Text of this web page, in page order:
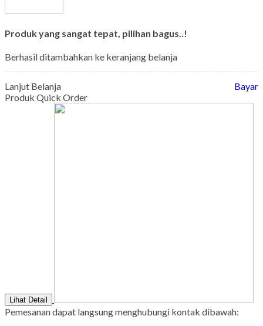
Produk yang sangat tepat, pilihan bagus..!
Berhasil ditambahkan ke keranjang belanja
Lanjut Belanja
Bayar
Produk Quick Order
Lihat Detail
Pemesanan dapat langsung menghubungi kontak dibawah: